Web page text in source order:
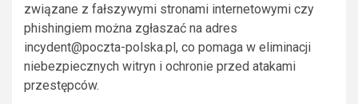
związane z fałszywymi stronami internetowymi czy
phishingiem można zgłaszać na adres
incydent@poczta-polska.pl, co pomaga w eliminacji
niebezpiecznych witryn i ochronie przed atakami
przestępców.